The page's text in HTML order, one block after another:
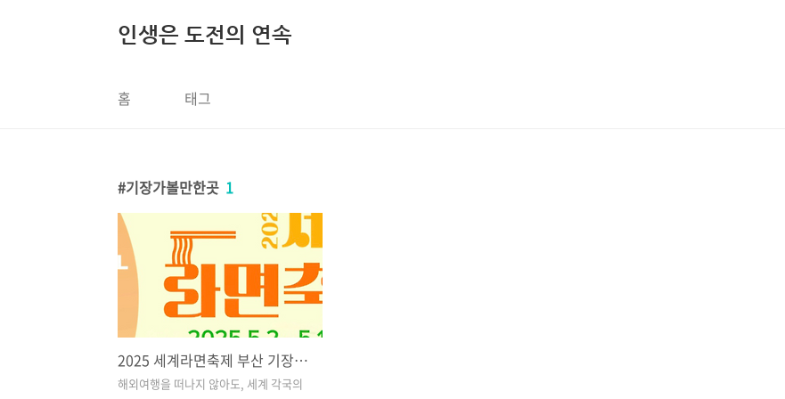
인생은 도전의 연속
홈 태그
기장가볼만한곳 1
2025 세계라면축제 부산 기장에서 열린다
해외여행을 떠나지 않아도, 세계 각국의